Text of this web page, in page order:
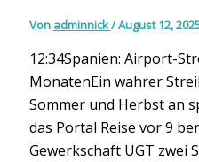
Von adminnick/August 12,
12:34Spanien: Airport-
MonatenEin wahrer
Sommer und Herbst an
das Portal Reise vor 9
Gewerkschaft UGT zwei